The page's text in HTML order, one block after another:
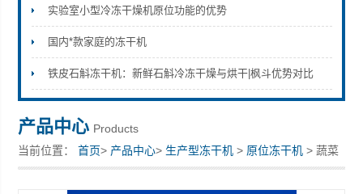
上海拓纷机械设备有限公司
实验室小型冷冻干燥机原位功能的优势
国内*款家庭的冻干机
铁皮石斛冻干机：新鲜石斛冷冻干燥与烘干|枫斗优势对比
产品中心 Products
当前位置：首页> 产品中心> 生产型冻干机 > 原位冻干机 > 蔬菜
冻干机 加热型冷冻干燥机